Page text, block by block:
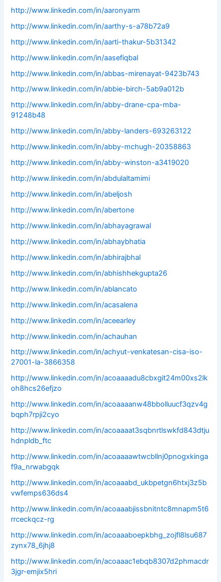
http://www.linkedin.com/in/aaronyarm
http://www.linkedin.com/in/aarthy-s-a78b72a9
http://www.linkedin.com/in/aarti-thakur-5b31342
http://www.linkedin.com/in/aasefiqbal
http://www.linkedin.com/in/abbas-mirenayat-9423b743
http://www.linkedin.com/in/abbie-birch-5ab9a012b
http://www.linkedin.com/in/abby-drane-cpa-mba-
91248b48
http://www.linkedin.com/in/abby-landers-693263122
http://www.linkedin.com/in/abby-mchugh-20358863
http://www.linkedin.com/in/abby-winston-a3419020
http://www.linkedin.com/in/abdulaltamimi
http://www.linkedin.com/in/abeljosh
http://www.linkedin.com/in/abertone
http://www.linkedin.com/in/abhayagrawal
http://www.linkedin.com/in/abhaybhatia
http://www.linkedin.com/in/abhirajbhal
http://www.linkedin.com/in/abhishhekgupta26
http://www.linkedin.com/in/ablancato
http://www.linkedin.com/in/acasalena
http://www.linkedin.com/in/aceearley
http://www.linkedin.com/in/achauhan
http://www.linkedin.com/in/achyut-venkatesan-cisa-iso-
27001-la-3866358
http://www.linkedin.com/in/acoaaaadu8cbxgit24m00xs2lk
oh8hcs26efjzo
http://www.linkedin.com/in/acoaaaanw48bbolluucf3qzv4g
bqph7rpji2cyo
http://www.linkedin.com/in/acoaaaat3sqbnrtlswkfd843dtju
hdnpldb_ftc
http://www.linkedin.com/in/acoaaaawtwcbllnj0pnogxkinga
f9a_nrwabgqk
http://www.linkedin.com/in/acoaaabd_ukbpetgn6htxj3z5b
vwfemps636ds4
http://www.linkedin.com/in/acoaaabjissbnitntc8mnapm5t6
rrceckqcz-rg
http://www.linkedin.com/in/acoaaaboepkbhg_zojfl8lsu687
zynx78_6jhj8
http://www.linkedin.com/in/acoaaac1ebqb8307d2phmacdr
3jgr-emjix5hri